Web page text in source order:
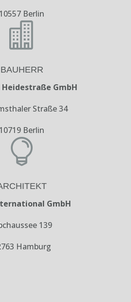
10557 Berlin

BAUHERR
GmbH
Straße 34
10719 Berlin

GmbH
139
Hamburg